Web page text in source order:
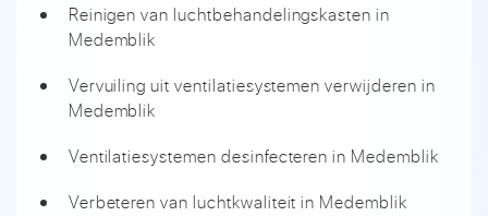
Reinigen van luchtbehandelingskasten in
Medemblik
Vervuiling uit ventilatiesystemen verwijderen in
Medemblik
Ventilatiesystemen desinfecteren in Medemblik
Verbeteren van luchtkwaliteit in Medemblik